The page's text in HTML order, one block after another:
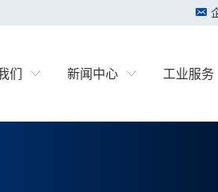
们 新闻中心 工业服务